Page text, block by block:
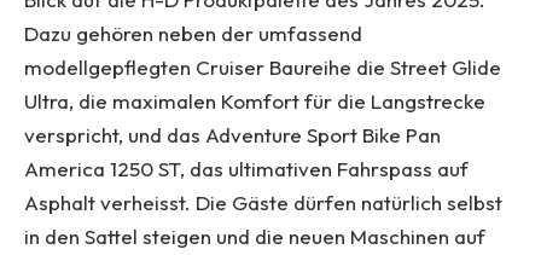
Dazu gehören neben der umfassend
modellgepflegten Cruiser Baureihe die Street Glide
Ultra, die maximalen Komfort für die Langstrecke
verspricht, und das Adventure Sport Bike Pan
America 1250 ST, das ultimativen Fahrspass auf
Asphalt verheisst. Die Gäste dürfen natürlich selbst
in den Sattel steigen und die neuen Maschinen auf